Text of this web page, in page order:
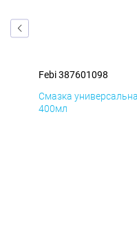
Febi 387601098
Смазка
400мл